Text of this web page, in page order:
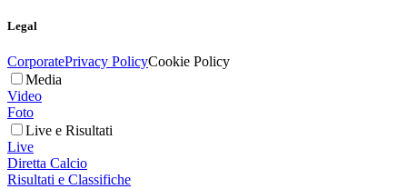
Legal
CorporatePrivacy PolicyCookie Policy
Media
Video
Foto
Live e Risultati
Live
Diretta Calcio
Risultati e Classifiche